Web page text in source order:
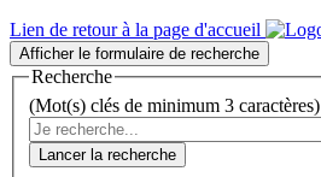
Lien de retour à la page d'accueil
Afficher le formulaire de recherche
Recherche
(Mot(s) clés de minimum 3 caractères)
Lancer la recherche